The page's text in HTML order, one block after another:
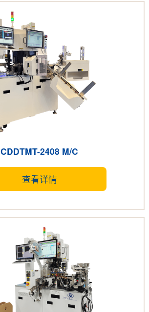
CDDTMT-2408 M/C
查看详情